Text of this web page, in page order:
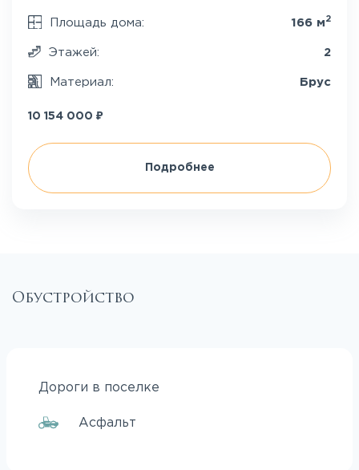
Площадь дома: 166 м 2
Этажей: 2
Материал: Брус
10 154 000 ₽
Подробнее
Обустройство
Дороги в поселке
Асфальт